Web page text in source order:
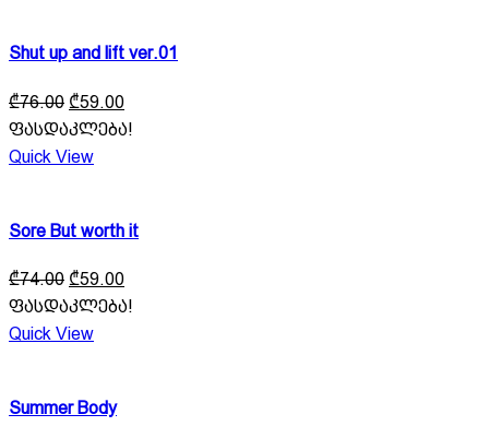
Shut up and lift ver.01
₾76.00 Original
price
was:
₾76.00.
₾59.00Current
price
is:
ფასდაკლება!
Quick View
Sore But worth it
₾74.00 Original
price
was:
₾74.00.
₾59.00Current
price
is:
ფასდაკლება!
Quick View
Summer Body